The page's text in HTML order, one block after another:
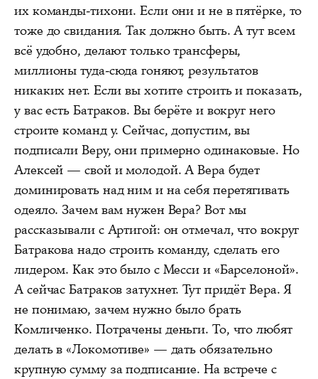
их команды-тихони. Если они и не в пятёрке, то
тоже до свидания. Так должно быть. А тут всем
всё удобно, делают только трансферы,
миллионы туда-сюда гоняют, результатов
никаких нет. Если вы хотите строить и показать,
у вас есть Батраков. Вы берёте и вокруг него
строите команд у. Сейчас, допустим, вы
подписали Веру, они примерно одинаковые. Но
Алексей — свой и молодой. А Вера будет
доминировать над ним и на себя перетягивать
одеяло. Зачем вам нужен Вера? Вот мы
рассказывали с Артигой: он отмечал, что вокруг
Батракова надо строить команду, сделать его
лидером. Как это было с Месси и «Барселоной».
А сейчас Батраков затухнет. Тут придёт Вера. Я
не понимаю, зачем нужно было брать
Комличенко. Потрачены деньги. То, что любят
делать в «Локомотиве» — дать обязательно
крупную сумму за подписание. На встрече с